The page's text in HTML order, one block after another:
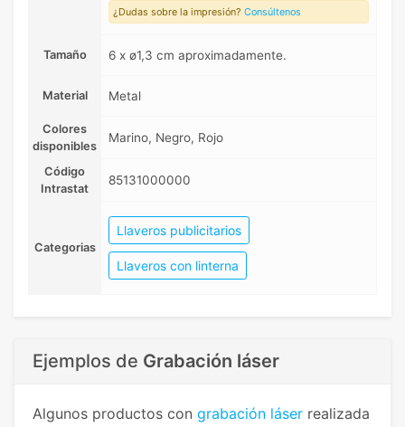
¿Dudas sobre la impresión? Consúltenos
Tamaño 6 x ø1,3 cm aproximadamente.
Material Metal
Colores
disponibles
Marino, Negro, Rojo
Código
Intrastat
85131000000
Categorias
Llaveros publicitarios
Llaveros con linterna
Ejemplos de Grabación láser
Algunos productos con grabación láser realizada